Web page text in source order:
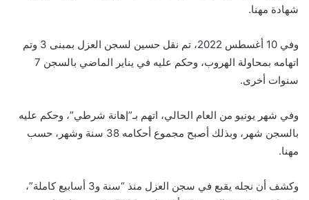
شهادة مهنا.
وفي 10 أغسطس 2022، تم نقل حسين لسجن العزل بمبنى 3 وتم
اتهامه بمحاولة الهروب، وحكم عليه في يناير الماضي بالسجن 7
سنوات أخرى.
وفي شهر يونيو من العام الحالي، اتهم بـ”إهانة شرطي”، وحكم عليه
بالسجن شهر، وبذلك أصبح مجموع أحكامه 38 سنة وشهر، حسب
مهنا.
وكشف أن نجله يقبع في سجن العزل منذ “سنة و3 أسابيع كاملة”،